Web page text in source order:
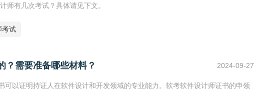
师有几次考试？具体请见下文。
考试
？需要准备哪些材料？ 2024-09-27
以证明持证人在软件设计和开发领域的专业能力。软考软件设计师证书的申领